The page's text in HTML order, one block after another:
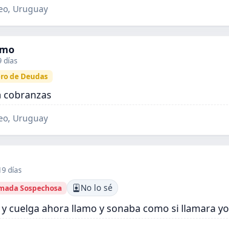
Uruguay
días
de Deudas
cobranzas
Uruguay
días
Sospechosa
No lo sé
y cuelga ahora llamo y sonaba como si llamara yo